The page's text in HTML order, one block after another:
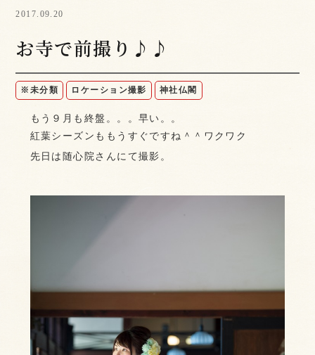
2017.09.20
お寺で前撮り♪♪
※未分類 ロケーション撮影 神社仏閣
もう９月も終盤。。。早い。。
紅葉シーズンももうすぐですね＾＾ワクワク
先日は随心院さんにて撮影。